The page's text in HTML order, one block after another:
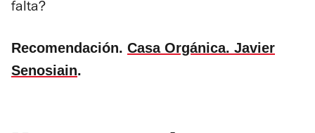
falta?
Recomendación. Casa Orgánica. Javier
Senosiain.